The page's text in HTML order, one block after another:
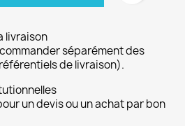
livraison
séparément des
de livraison).
un devis ou un achat par bon